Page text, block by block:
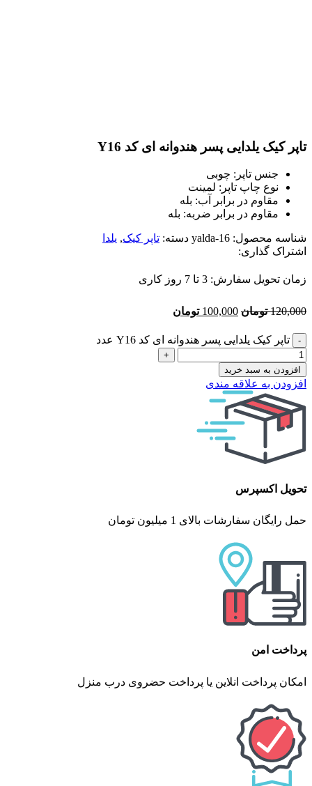
تاپر کیک یلدایی پسر هندوانه ای کد Y16
جنس تاپر: چوبی
نوع چاپ تاپر: لمینت
مقاوم در برابر آب: بله
مقاوم در برابر ضربه: بله
شناسه محصول: yalda-16 دسته: تاپر کیک, یلدا
اشتراک گذاری:
زمان تحویل سفارش: 3 تا 7 روز کاری
120,000 تومان 100,000 تومان
تاپر کیک یلدایی پسر هندوانه ای کد Y16 عدد
افزودن به سبد خرید
افزودن به علاقه مندی
تحویل اکسپرس
حمل رایگان سفارشات بالای 1 میلیون تومان
پرداخت امن
امکان پرداخت انلاین یا پرداخت حضروی درب منزل